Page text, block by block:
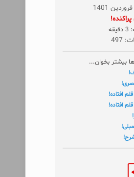
بیشتر بخوان...
افتاده!
افتاده!